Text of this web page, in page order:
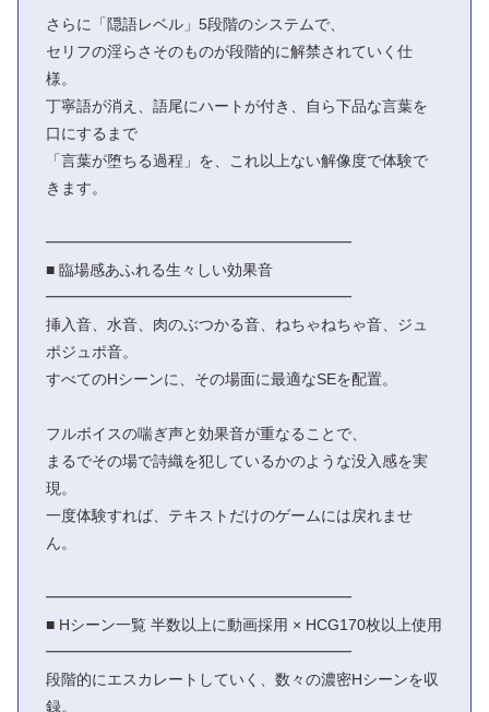
さらに「隠語レベル」5段階のシステムで、
セリフの淫らさそのものが段階的に解禁されていく仕
様。
丁寧語が消え、語尾にハートが付き、自ら下品な言葉を
口にするまで
「言葉が堕ちる過程」を、これ以上ない解像度で体験で
きます。
━━━━━━━━━━━━━━━━━━━━
■ 臨場感あふれる生々しい効果音
━━━━━━━━━━━━━━━━━━━━
挿入音、水音、肉のぶつかる音、ねちゃねちゃ音、ジュ
ポジュポ音。
すべてのHシーンに、その場面に最適なSEを配置。
フルボイスの喘ぎ声と効果音が重なることで、
まるでその場で詩織を犯しているかのような没入感を実
現。
一度体験すれば、テキストだけのゲームには戻れませ
ん。
━━━━━━━━━━━━━━━━━━━━
■ Hシーン一覧 半数以上に動画採用 × HCG170枚以上使用
━━━━━━━━━━━━━━━━━━━━
段階的にエスカレートしていく、数々の濃密Hシーンを収
録。